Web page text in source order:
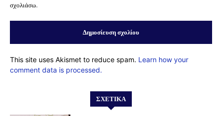
σχολιάσω.
This site uses Akismet to reduce spam. Learn how your
comment data is processed.
ΣΧΕΤΙΚΆ